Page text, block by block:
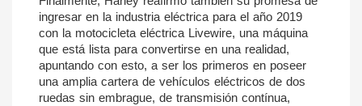
ingresar en la industria eléctrica para el año 2019
con la motocicleta eléctrica Livewire, una máquina
que está lista para convertirse en una realidad,
apuntando con esto, a ser los primeros en poseer
una amplia cartera de vehículos eléctricos de dos
ruedas sin embrague, de transmisión contínua,